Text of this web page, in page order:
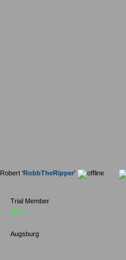
Robert 'RobbTheRipper'
Trial Member
aktiv
Augsburg